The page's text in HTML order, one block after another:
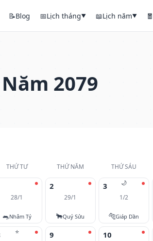
📝Blog 📅Lịch tháng▼ 📖Lịch năm▼ 🧧
2079
THỨ TƯ THỨ NĂM THỨ SÁU
28/1
🐀Nhâm Tý
2
29/1
🐂Quý Sửu
🌙
3
1/2
🐅Giáp Dần
⭐ 9 10